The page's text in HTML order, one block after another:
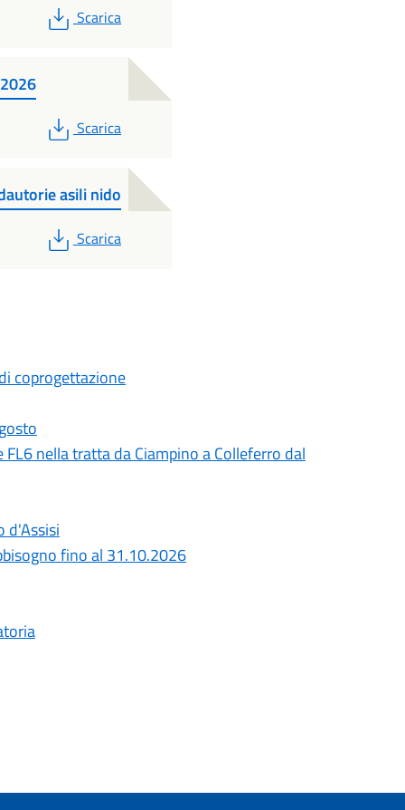
PDF
Scarica
PDF
Scarica
asili nido
PDF
Scarica
coprogettazione
nella tratta da Ciampino a Colleferro dal
d'Assisi
fino al 31.10.2026